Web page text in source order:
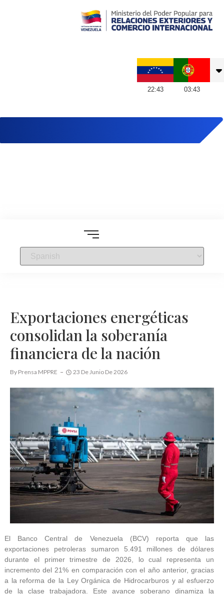
22:43 03:43
Exportaciones energéticas
consolidan la soberanía
financiera de la nación
By Prensa MPPRE 23 De Junio De 2026
El Banco Central de Venezuela (BCV) reporta que las
exportaciones petroleras sumaron 5.491 millones de dólares
durante el primer trimestre de 2026, lo cual representa un
incremento del 21% en comparación con el año anterior, gracias
a la reforma de la Ley Orgánica de Hidrocarburos y al esfuerzo
de la clase trabajadora. Este avance soberano dinamiza la